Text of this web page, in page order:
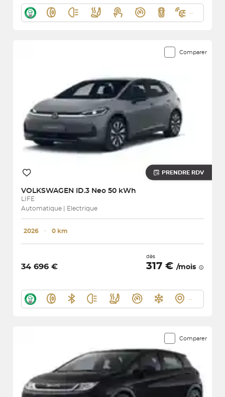
Comparer
PRENDRE RDV
VOLKSWAGEN ID.3 Neo 50 kWh
LIFE
Automatique | Electrique
2026 ･ 0 km
34 696 €
dès
317 € /mois
Comparer